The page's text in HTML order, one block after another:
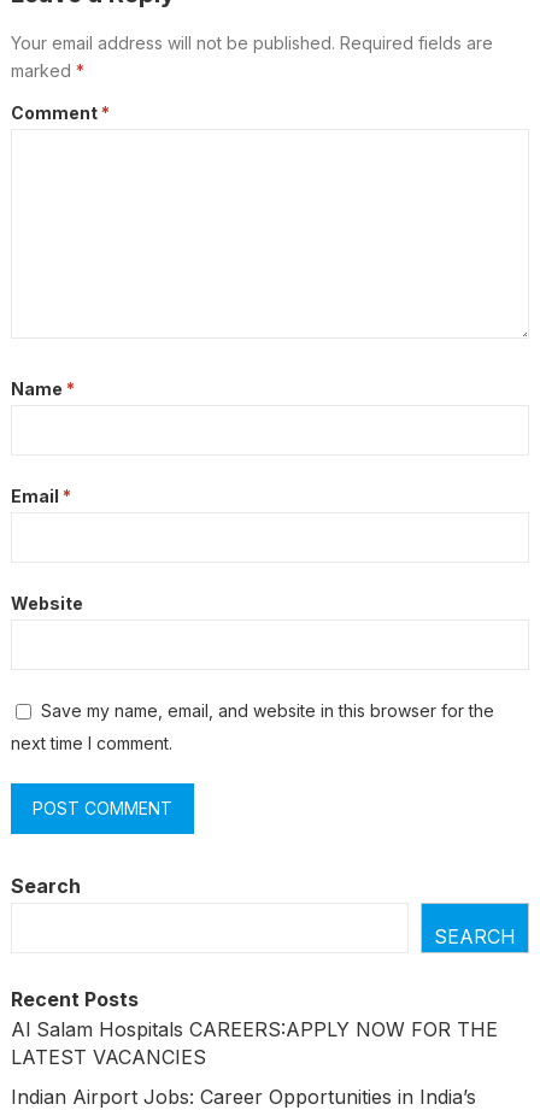
Your email address will not be published. Required fields are
marked *
Comment *
Name *
Email *
Website
Save my name, email, and website in this browser for the
next time I comment.
Search
SEARCH
Recent Posts
Al Salam Hospitals CAREERS:APPLY NOW FOR THE
LATEST VACANCIES
Indian Airport Jobs: Career Opportunities in India’s